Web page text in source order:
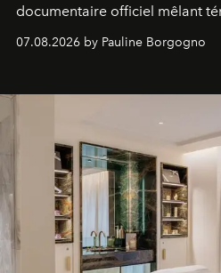
documentaire officiel mêlant
inédites et plongée dans les
générationnel.
07.08.2026 by Pauline Borgogno